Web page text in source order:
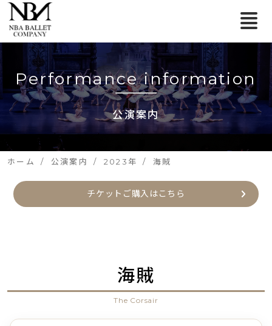
Performance information
公演案内
ホーム 公演案内 2023年 海賊
チケットご購入はこちら
海賊
The Corsair